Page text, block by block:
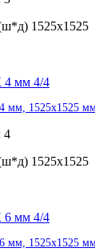
1525x1525
мм, 1525x1525
4
1525x1525
мм, 1525x1525